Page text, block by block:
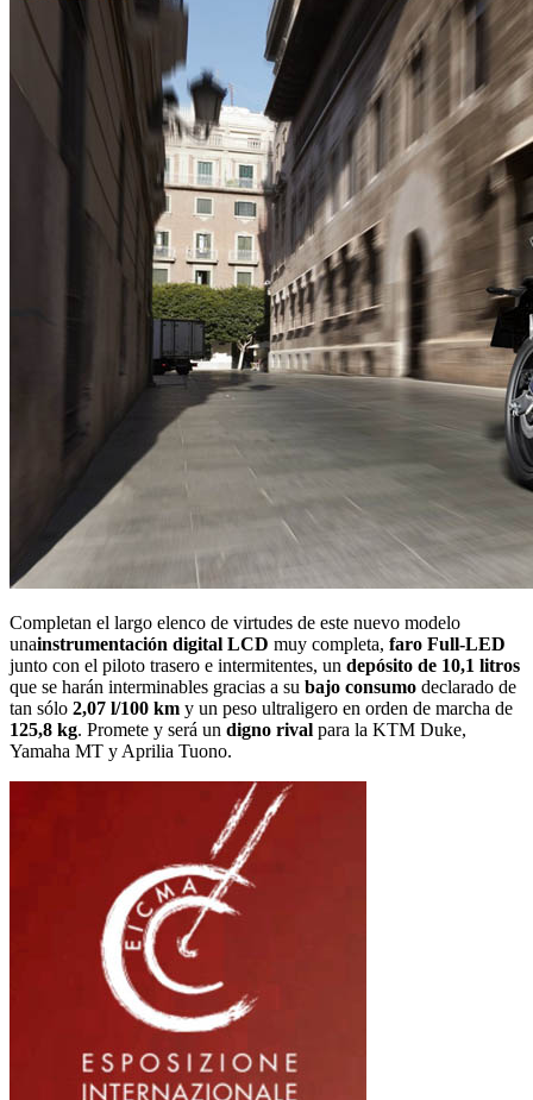
Completan el largo elenco de virtudes de este nuevo modelo
unainstrumentación digital LCD muy completa, faro Full-LED
junto con el piloto trasero e intermitentes, un depósito de 10,1 litros
que se harán interminables gracias a su bajo consumo declarado de
tan sólo 2,07 l/100 km y un peso ultraligero en orden de marcha de
125,8 kg. Promete y será un digno rival para la KTM Duke,
Yamaha MT y Aprilia Tuono.